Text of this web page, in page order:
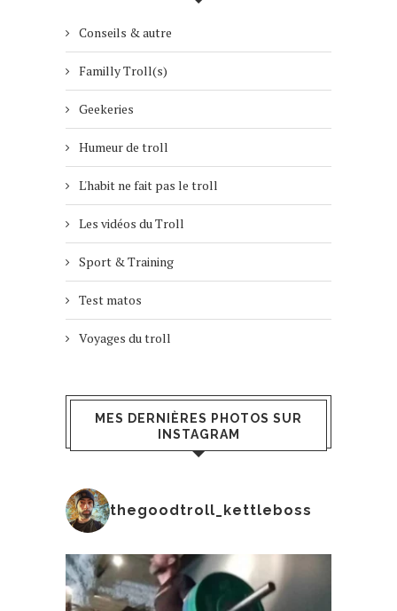
Conseils & autre
Familly Troll(s)
Geekeries
Humeur de troll
L'habit ne fait pas le troll
Les vidéos du Troll
Sport & Training
Test matos
Voyages du troll
MES DERNIÈRES PHOTOS SUR
INSTAGRAM
thegoodtroll_kettleboss